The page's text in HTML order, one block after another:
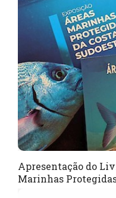
Apresentação do
Marinhas